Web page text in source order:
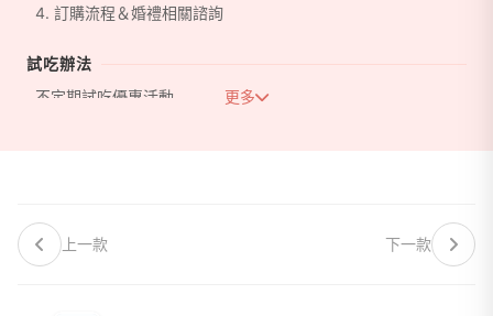
4. 訂購流程＆婚禮相關諮詢
試吃辦法
不定期試吃優惠活動
更多
上一款 下一款